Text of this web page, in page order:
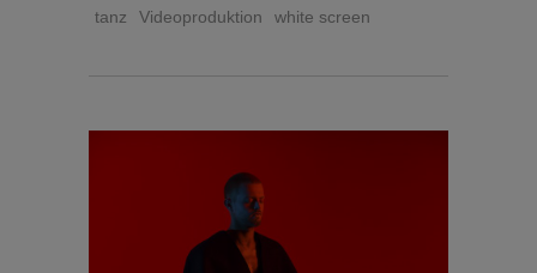
tanz
Videoproduktion white screen